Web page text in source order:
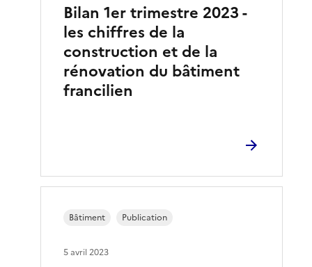
Bilan 1er trimestre 2023 -
les chiffres de la
construction et de la
rénovation du bâtiment
francilien
Bâtiment Publication
5 avril 2023